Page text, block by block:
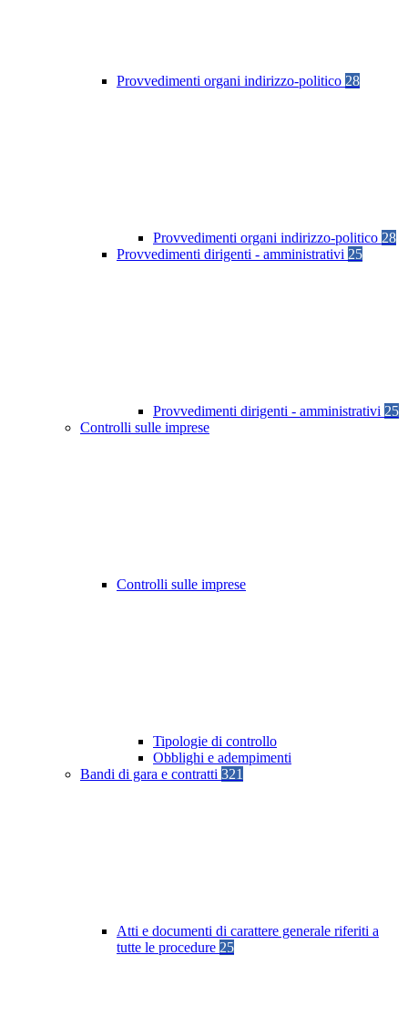
Provvedimenti organi indirizzo-politico 28
Provvedimenti organi indirizzo-politico 28
Provvedimenti dirigenti - amministrativi 25
Provvedimenti dirigenti - amministrativi 25
Controlli sulle imprese
Controlli sulle imprese
Tipologie di controllo
Obblighi e adempimenti
Bandi di gara e contratti 321
Atti e documenti di carattere generale riferiti a
tutte le procedure 25